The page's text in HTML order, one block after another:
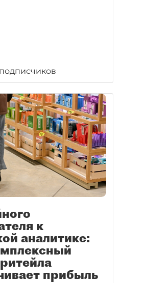
к
аналитике:
прибыль